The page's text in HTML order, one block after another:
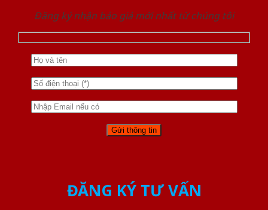
Đăng ký nhận báo giá mới nhất từ chúng tôi
ĐĂNG KÝ TƯ VẤN